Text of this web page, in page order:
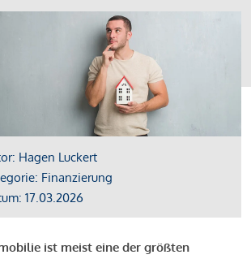
Hagen Luckert
Finanzierung
17.03.2026
ist meist eine der größten